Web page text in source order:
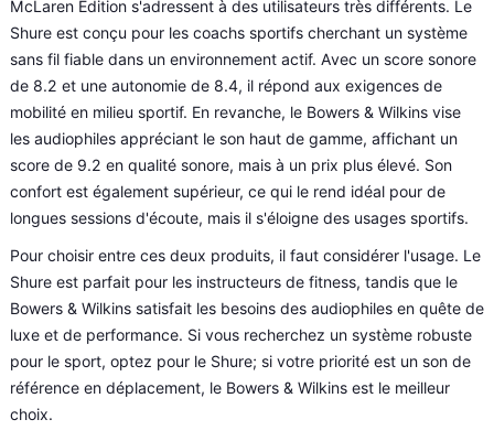
McLaren Edition s'adressent à des utilisateurs très différents. Le
Shure est conçu pour les coachs sportifs cherchant un système
sans fil fiable dans un environnement actif. Avec un score sonore
de 8.2 et une autonomie de 8.4, il répond aux exigences de
mobilité en milieu sportif. En revanche, le Bowers & Wilkins vise
les audiophiles appréciant le son haut de gamme, affichant un
score de 9.2 en qualité sonore, mais à un prix plus élevé. Son
confort est également supérieur, ce qui le rend idéal pour de
longues sessions d'écoute, mais il s'éloigne des usages sportifs.
Pour choisir entre ces deux produits, il faut considérer l'usage. Le
Shure est parfait pour les instructeurs de fitness, tandis que le
Bowers & Wilkins satisfait les besoins des audiophiles en quête de
luxe et de performance. Si vous recherchez un système robuste
pour le sport, optez pour le Shure; si votre priorité est un son de
référence en déplacement, le Bowers & Wilkins est le meilleur
choix.